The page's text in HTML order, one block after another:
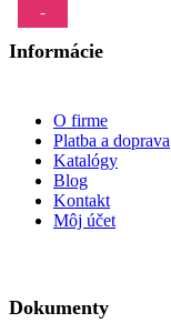
Informácie
O firme
Platba a doprava
Katalógy
Blog
Kontakt
Môj účet
Dokumenty